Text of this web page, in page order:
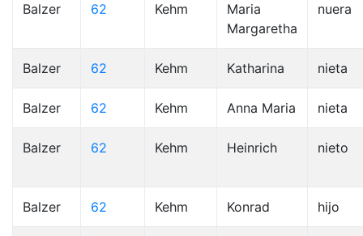
Balzer 62 Kehm
Maria
Margaretha
nuera
Balzer 62 Kehm Katharina nieta
Balzer 62 Kehm Anna Maria nieta
Balzer 62 Kehm Heinrich nieto
Balzer 62 Kehm Konrad hijo